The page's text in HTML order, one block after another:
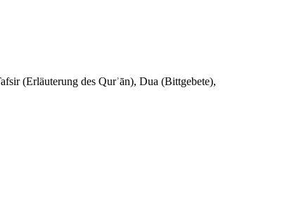
(Erläuterung des Qurʾān), Dua (Bittgebete),